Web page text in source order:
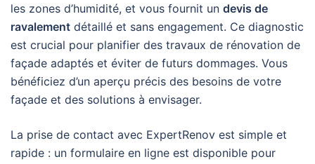
les zones d’humidité, et vous fournit un devis de
ravalement détaillé et sans engagement. Ce diagnostic
est crucial pour planifier des travaux de rénovation de
façade adaptés et éviter de futurs dommages. Vous
bénéficiez d’un aperçu précis des besoins de votre
façade et des solutions à envisager.
La prise de contact avec ExpertRenov est simple et
rapide : un formulaire en ligne est disponible pour